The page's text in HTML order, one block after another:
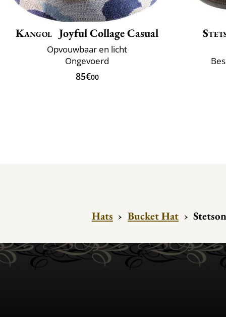
Kangol Joyful Collage Casual
Opvouwbaar en licht
Ongevoerd
85€00
Hats › Bucket Hat ›